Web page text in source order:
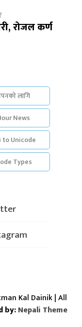
रोजल कर्ण
लागि
News
to Unicode
Types
Kal Dainik | All
by:Nepali Theme